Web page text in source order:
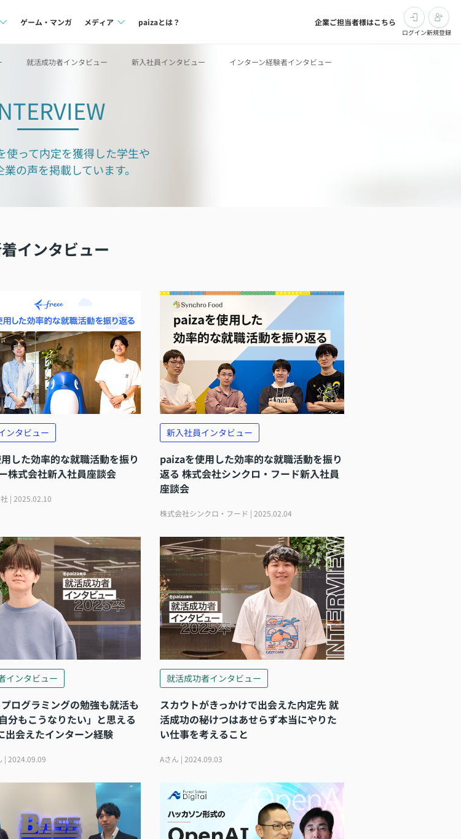
語
ゲーム・マンガ メディア
Tech Team Journal
note
paizaとは？ 企業ご担当者様はこちら
ログイン新規登録
就活成功者インタビュー 新入社員インタビュー インターン経験者インタビュー
使って内定を獲得した学生や
業の声を掲載しています。
インタビュー
ンタビュー
した効率的な就職活動を振り
株式会社新入社員座談会
| 2025.02.10
新入社員インタビュー
paizaを使用した効率的な就職活動を振り
返る 株式会社シンクロ・フード新入社員
座談会
株式会社シンクロ・フード | 2025.02.04
インタビュー
ログラミングの勉強も就活も
分もこうなりたい」と思える
出会えたインターン経験
| 2024.09.09
就活成功者インタビュー
スカウトがきっかけで出会えた内定先 就
活成功の秘けつはあせらず本当にやりた
い仕事を考えること
Aさん | 2024.09.03